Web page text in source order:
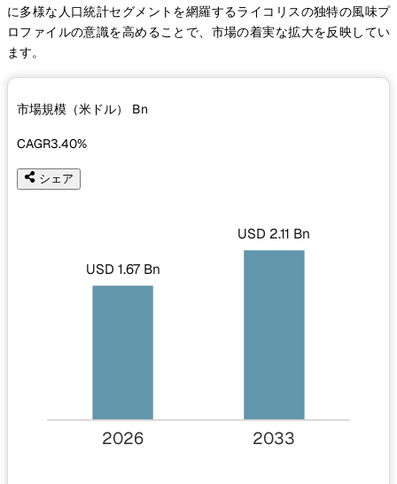
に多様な人口統計セグメントを網羅するライコリスの独特の風味プ
ロファイルの意識を高めることで、市場の着実な拡大を反映してい
ます。
市場規模（米ドル） Bn
CAGR3.40%
シェア
USD 1.67 Bn
USD 2.11 Bn
2026 2033